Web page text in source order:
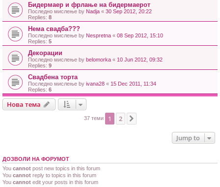
Бидермаер и фрлање на бидермаерот
Последно мислење by Nadja « 30 Sep 2012, 20:22
Replies: 8
Нема свадба???
Последно мислење by Nespretna « 08 Sep 2012, 15:10
Replies: 5
Декорации
Последно мислење by belomorka « 10 Jun 2012, 09:32
Replies: 9
Свадбена торта
Последно мислење by ivana28 « 15 Dec 2011, 11:34
Replies: 6
Нова тема
37 теми 1 2
Jump to
ДОЗВОЛИ НА ФОРУМОТ
You cannot post new topics in this forum
You cannot reply to topics in this forum
You cannot edit your posts in this forum